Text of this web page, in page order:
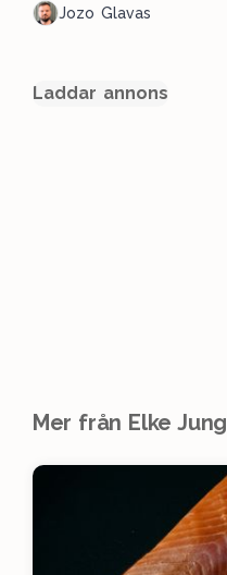
Jozo Glavas
Laddar annons
Mer från Elke Jung